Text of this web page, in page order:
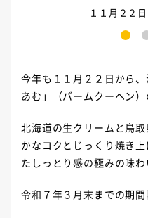
１１月２２
3
今年も１１月２２日から
あむ」（バームクーヘン
北海道の生クリームと鳥
かなコクとじっくり焼き
たしっとり感の極みの味わ
令和７年３月末までの期間